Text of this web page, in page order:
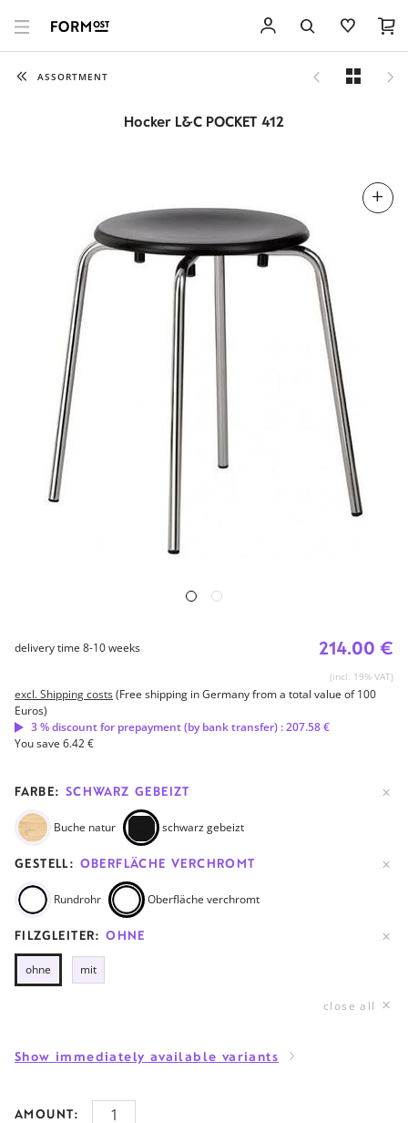
ASSORTMENT
Hocker L&C POCKET 412
214.00 €
(incl. 19% VAT)
delivery time 8-10 weeks
excl. Shipping costs(Free shipping in Germany from a total value of 100
Euros)
3 % discount for prepayment (by bank transfer) : 207.58 €
You save 6.42 €
FARBE: SCHWARZ GEBEIZT
Buche natur schwarz gebeizt
GESTELL: OBERFLÄCHE VERCHROMT
Rundrohr Oberfläche verchromt
FILZGLEITER:OHNE
ohne mit
close all
Show immediately available variants
AMOUNT: